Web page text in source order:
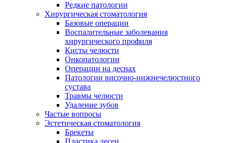
Редкие патологии
Хирургическая стоматология
Базовые операции
Воспалительные заболевания
хирургического профиля
Кисты челюсти
Онкопатологии
Операции на деснах
Патологии височно-нижнечелюстного
сустава
Травмы челюсти
Удаление зубов
Частые вопросы
Эстетическая стоматология
Брекеты
Пластика десен